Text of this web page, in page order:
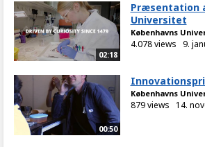
02:18
Præsentation
Universitet
Københavns
4.078 views 9.
00:50
Københavns
879 views 14.